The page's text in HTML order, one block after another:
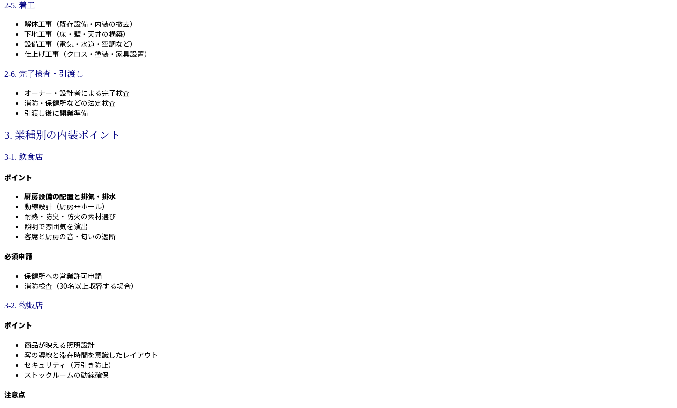
2-5. 着工
解体工事（既存設備・内装の撤去）
下地工事（床・壁・天井の構築）
設備工事（電気・水道・空調など）
仕上げ工事（クロス・塗装・家具設置）
2-6. 完了検査・引渡し
オーナー・設計者による完了検査
消防・保健所などの法定検査
引渡し後に開業準備
3. 業種別の内装ポイント
3-1. 飲食店
ポイント
厨房設備の配置と排気・排水
動線設計（厨房↔ホール）
耐熱・防臭・防火の素材選び
照明で雰囲気を演出
客席と厨房の音・匂いの遮断
必須申請
保健所への営業許可申請
消防検査（30名以上収容する場合）
3-2. 物販店
ポイント
商品が映える照明設計
客の導線と滞在時間を意識したレイアウト
セキュリティ（万引き防止）
ストックルームの動線確保
注意点